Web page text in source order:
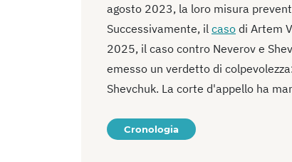
agosto 2023, la loro misura
Successivamente, il caso di Artem
2025, il caso contro Neverov e
emesso un verdetto di
Shevchuk. La corte d'appello ha
Cronologia